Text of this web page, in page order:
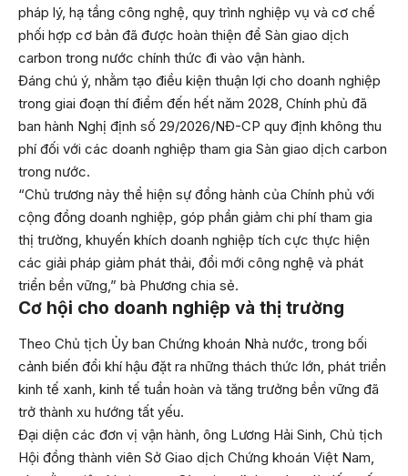
pháp lý, hạ tầng công nghệ, quy trình nghiệp vụ và cơ chế
phối hợp cơ bản đã được hoàn thiện để Sàn giao dịch
carbon trong nước chính thức đi vào vận hành.
Đáng chú ý, nhằm tạo điều kiện thuận lợi cho doanh nghiệp
trong giai đoạn thí điểm đến hết năm 2028, Chính phủ đã
ban hành Nghị định số 29/2026/NĐ-CP quy định không thu
phí đối với các doanh nghiệp tham gia Sàn giao dịch carbon
trong nước.
“Chủ trương này thể hiện sự đồng hành của Chính phủ với
cộng đồng doanh nghiệp, góp phần giảm chi phí tham gia
thị trường, khuyến khích doanh nghiệp tích cực thực hiện
các giải pháp giảm phát thải, đổi mới công nghệ và phát
triển bền vững,” bà Phương chia sẻ.
Cơ hội cho doanh nghiệp và thị trường
Theo Chủ tịch Ủy ban Chứng khoán Nhà nước, trong bối
cảnh biến đổi khí hậu đặt ra những thách thức lớn, phát triển
kinh tế xanh, kinh tế tuần hoàn và tăng trưởng bền vững đã
trở thành xu hướng tất yếu.
Đại diện các đơn vị vận hành, ông Lương Hải Sinh, Chủ tịch
Hội đồng thành viên Sở Giao dịch Chứng khoán Việt Nam,